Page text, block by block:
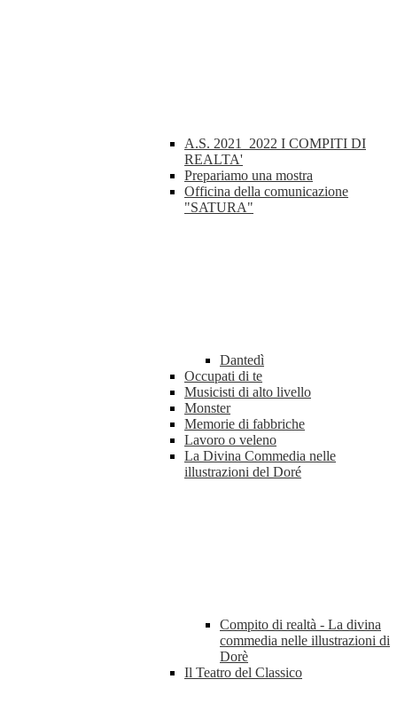
A.S. 2021_2022 I COMPITI DI
REALTA'
Prepariamo una mostra
Officina della comunicazione
"SATURA"
Dantedì
Occupati di te
Musicisti di alto livello
Monster
Memorie di fabbriche
Lavoro o veleno
La Divina Commedia nelle
illustrazioni del Doré
Compito di realtà - La divina
commedia nelle illustrazioni di
Dorè
Il Teatro del Classico